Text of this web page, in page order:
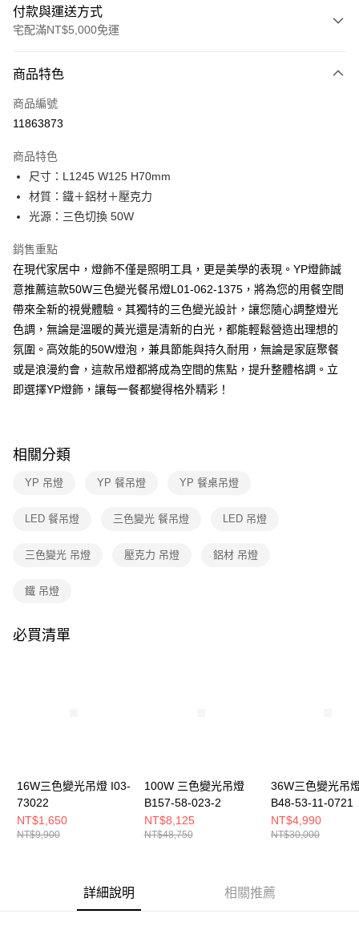
付款與運送方式
宅配滿NT$5,000免運
信用卡一次付款
LINE Pay
街口支付
悠遊付
全盈+PAY
AFTEE先享後付
相關說明
【關於「AFTEE先享後付」】
AFTEE先享後付是「在收到商品之後才付款」的支付方式。 讓您購物簡單
便利好安心！
１．簡單：不需註冊會員、不需綁卡、不需儲值。
２．便利：只要手機號碼，簡訊認證，即可結帳。
結帳頁面，進行簡訊認證並確認金額後，即可完成結帳。
３．收到繳費通知簡訊後14天內，點擊此簡訊中的連結，可透過四大超商／
※ 請注意：結帳手續完成當下不需立刻繳費，但若您需要取消訂單，請聯絡
※ 交易是否成功請以「AFTEE先享後付 」之結帳頁面顯示為準，若有關於
客戶支援中心」
１．透過由恩沛科技股份有限公司提供之「AFTEE先享後付」服務完成之交
５．嚴禁一人註冊多個帳號或使用他人資訊註冊。若發現惡意使用之情形，
恩沛科技股份有限公司將有權停止該用戶之使用額度並採取法律行動。
商品特色
商品編號
11863873
商品特色
尺寸：L1245 W125 H70mm
材質：鐵＋鋁材＋壓克力
光源：三色切換 50W
銷售重點
在現代家居中，燈飾不僅是照明工具，更是美學的表現。YP燈飾誠
意推薦這款50W三色變光餐吊燈L01-062-1375，將為您的用餐空間
帶來全新的視覺體驗。其獨特的三色變光設計，讓您隨心調整燈光
色調，無論是溫暖的黃光還是清新的白光，都能輕鬆營造出理想的
氛圍。高效能的50W燈泡，兼具節能與持久耐用，無論是家庭聚餐
或是浪漫約會，這款吊燈都將成為空間的焦點，提升整體格調。立
即選擇YP燈飾，讓每一餐都變得格外精彩！
相關分類
YP 吊燈 YP 餐吊燈 YP 餐桌吊燈
LED 餐吊燈 三色變光 餐吊燈 LED 吊燈
三色變光 吊燈 壓克力 吊燈 鋁材 吊燈
鐵 吊燈
必買清單
16W三色變光吊燈 I03-
73022
NT$1,650
NT$9,900
100W 三色變光吊燈
B157-58-023-2
NT$8,125
NT$48,750
36W三色變光吊
B48-53-11-0721
NT$4,990
NT$30,000
詳細說明 相關推薦